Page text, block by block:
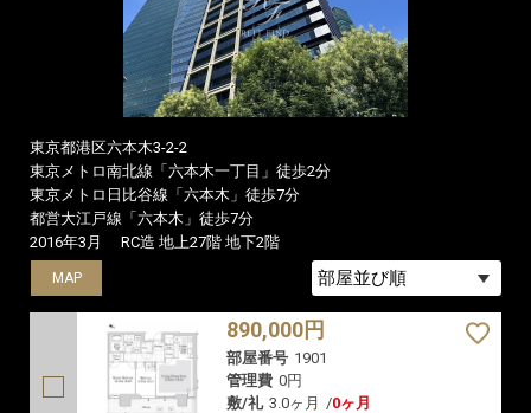
東京都港区六本木3-2-2
東京メトロ南北線「六本木一丁目」徒歩2分
東京メトロ日比谷線「六本木」徒歩7分
都営大江戸線「六本木」徒歩7分
2016年3月
RC造 地上27階 地下2階
MAP
890,000円
部屋番号 1901
管理費 0円
敷/礼 3.0ヶ月 /0ヶ月